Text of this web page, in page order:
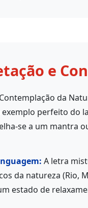
e
da
exemplo perfeito
se a um mantra
A letra
da natureza (Rio,
estado de